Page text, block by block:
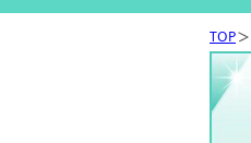
TOP